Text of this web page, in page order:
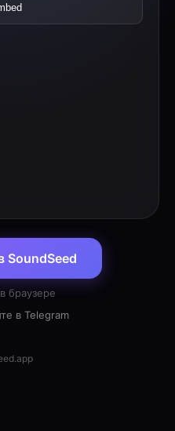
SoundSeed
браузере
в Telegram